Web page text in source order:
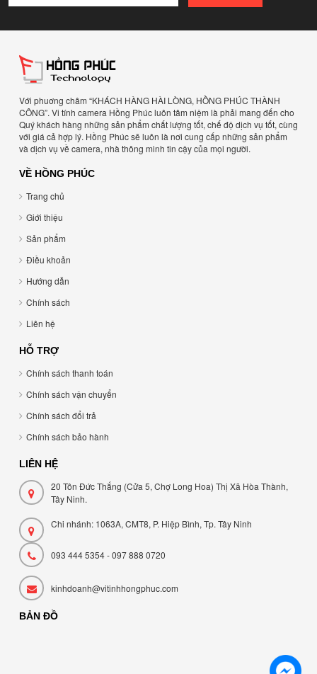
Với phuơng châm “KHÁCH HÀNG HÀI LÒNG, HỒNG PHÚC THÀNH
CÔNG”. Vi tính camera Hồng Phúc luôn tâm niệm là phải mang đến cho
Quý khách hàng những sản phẩm chất lượng tốt, chế độ dịch vụ tốt, cùng
với giá cả hợp lý. Hồng Phúc sẽ luôn là nơi cung cấp những sản phẩm
và dịch vụ về camera, nhà thông minh tin cậy của mọi người.
VỀ HỒNG PHÚC
Trang chủ
Giới thiệu
Sản phẩm
Điều khoản
Hướng dẫn
Chính sách
Liên hệ
HỖ TRỢ
Chính sách thanh toán
Chính sách vận chuyển
Chính sách đổi trả
Chính sách bảo hành
LIÊN HỆ
20 Tôn Đức Thắng (Cửa 5, Chợ Long Hoa) Thị Xã Hòa Thành,
Tây Ninh.
Chi nhánh: 1063A, CMT8, P. Hiệp Bình, Tp. Tây Ninh
093 444 5354 - 097 888 0720
kinhdoanh@vitinhhongphuc.com
BẢN ĐỒ